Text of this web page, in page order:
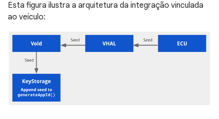
Esta figura ilustra a arquitetura da integração vinculada
ao veículo: